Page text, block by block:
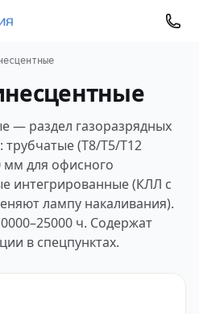
— раздел газоразрядных
(T8/T5/T12
мм для офисного
интегрированные (КЛЛ с
лампу накаливания).
ч. Содержат
в спецпунктах.